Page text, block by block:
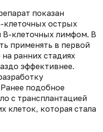
показан
острых
B-клеточных лимфом. В
применять в первой
ранних стадиях
эффективнее.
подобное
с трансплантацией
клеток, которая стала